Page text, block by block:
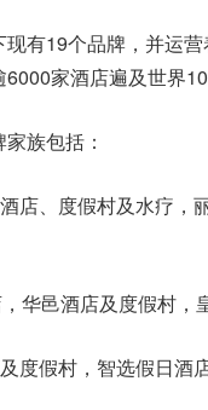
现有19个品牌，并运
家酒店遍及世界
族包括：
酒店、度假村及水疗
，华邑酒店及度假村
及度假村，智选假日